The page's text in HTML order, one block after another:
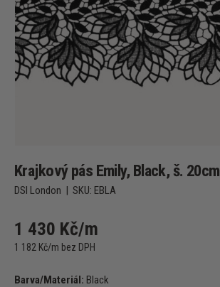
Krajkový pás Emily, Black, š. 20cm
DSI London | SKU: EBLA
1 430 Kč/m
1 182 Kč/m bez DPH
Barva/Materiál: Black